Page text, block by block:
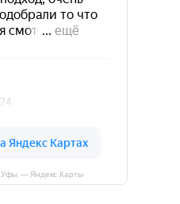
Уфы — Яндекс Карты